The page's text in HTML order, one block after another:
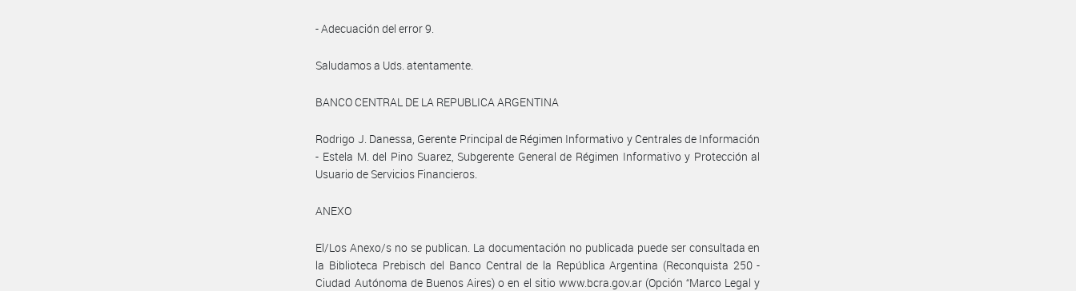
- Adecuación del error 9.
Saludamos a Uds. atentamente.
BANCO CENTRAL DE LA REPUBLICA ARGENTINA
Rodrigo J. Danessa, Gerente Principal de Régimen Informativo y Centrales de Información
- Estela M. del Pino Suarez, Subgerente General de Régimen Informativo y Protección al
Usuario de Servicios Financieros.
ANEXO
El/Los Anexo/s no se publican. La documentación no publicada puede ser consultada en
la Biblioteca Prebisch del Banco Central de la República Argentina (Reconquista 250 -
Ciudad Autónoma de Buenos Aires) o en el sitio www.bcra.gov.ar (Opción “Marco Legal y